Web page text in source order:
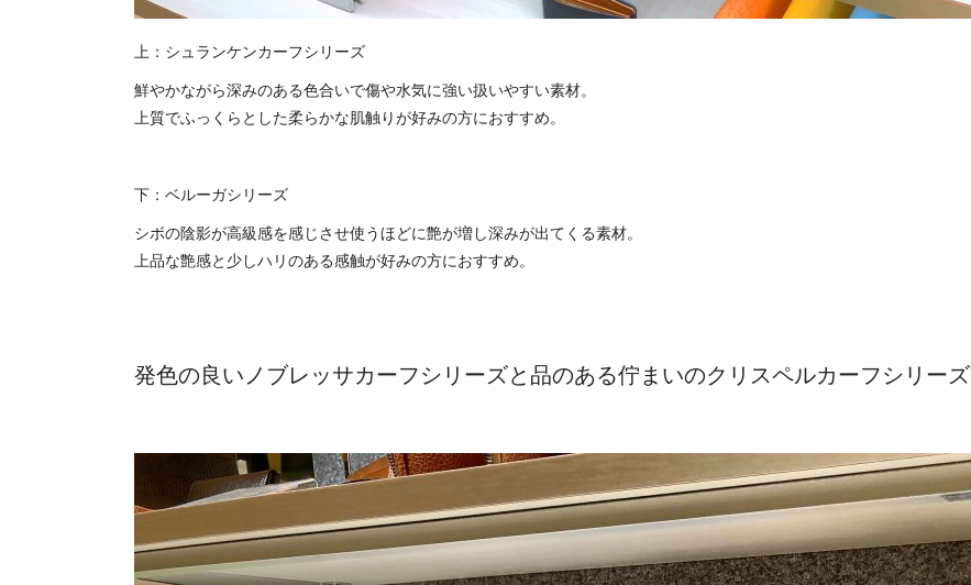
上：シュランケンカーフシリーズ
鮮やかながら深みのある色合いで傷や水気に強い扱いやすい素材。
上質でふっくらとした柔らかな肌触りが好みの方におすすめ。
下：ベルーガシリーズ
シボの陰影が高級感を感じさせ使うほどに艶が増し深みが出てくる素材。
上品な艶感と少しハリのある感触が好みの方におすすめ。
発色の良いノブレッサカーフシリーズと品のある佇まいのクリスペルカーフシリーズ